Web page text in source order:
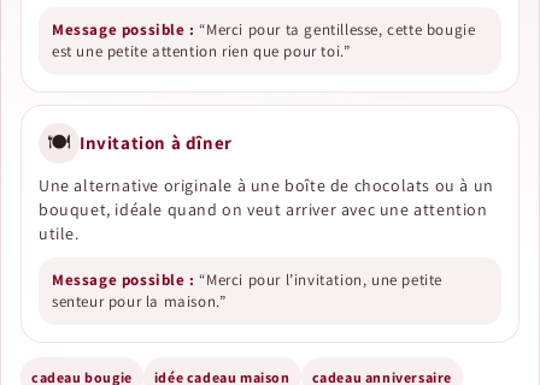
Message possible : “Merci pour ta gentillesse, cette bougie
est une petite attention rien que pour toi.”
🍽️ Invitation à dîner
Une alternative originale à une boîte de chocolats ou à un
bouquet, idéale quand on veut arriver avec une attention
utile.
Message possible : “Merci pour l’invitation, une petite
senteur pour la maison.”
cadeau bougie idée cadeau maison cadeau anniversaire